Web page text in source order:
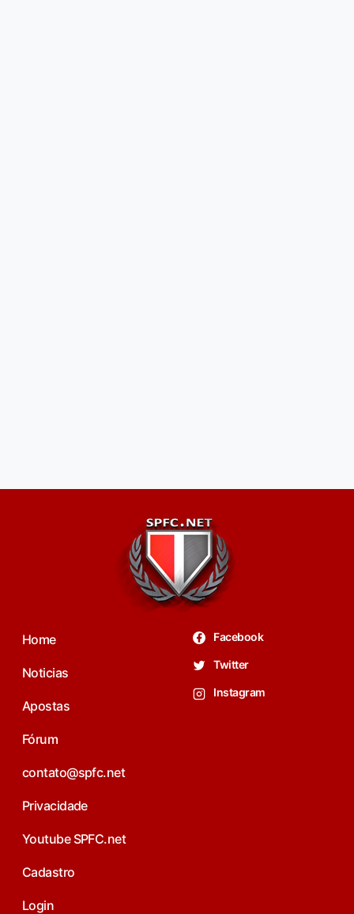
Home
Noticias
Apostas
Fórum
contato@spfc.net
Privacidade
Youtube SPFC.net
Cadastro
Login
Facebook
Twitter
Instagram